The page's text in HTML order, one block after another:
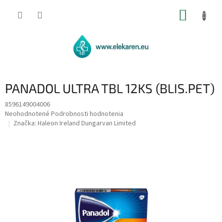
PANADOL ULTRA TBL 12KS (BLIS.PET)
8596149004006
Priemerné
hodnotenie
Neohodnotené Podrobnosti hodnotenia
Značka: Haleon Ireland Dungarvan Limited